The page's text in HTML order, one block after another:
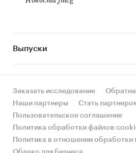
Выпуски
Заказать исследование
Наши партнеры
Стать
Пользовательское соглашение
Политика обработки файлов
Политика в отношении